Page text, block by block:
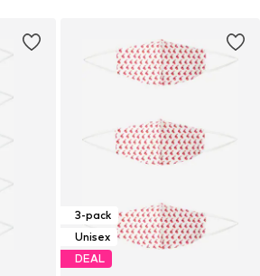
3-pack
Unisex
DEAL